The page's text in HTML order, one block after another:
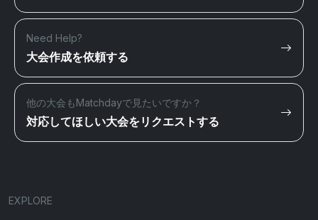
Need Help?
大会作成を依頼する
他の大会もMatchdayで見たいですか？
対応してほしい大会をリクエストする
EXPLORE